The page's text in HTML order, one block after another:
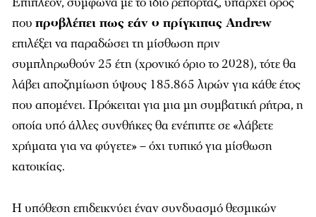
που προβλέπει πως εάν ο πρίγκιπας Andrew
επιλέξει να παραδώσει τη μίσθωση πριν
συμπληρωθούν 25 έτη (χρονικό όριο το 2028), τότε θα
λάβει αποζημίωση ύψους 185.865 λιρών για κάθε έτος
που απομένει. Πρόκειται για μια μη συμβατική ρήτρα, η
οποία υπό άλλες συνθήκες θα ενέπιπτε σε «λάβετε
χρήματα για να φύγετε» – όχι τυπικό για μίσθωση
κατοικίας.
Η υπόθεση επιδεικνύει έναν συνδυασμό θεσμικών